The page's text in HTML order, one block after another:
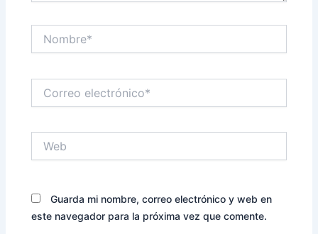
electrónico*
Guarda mi nombre, correo electrónico y web en
este navegador para la próxima vez que comente.